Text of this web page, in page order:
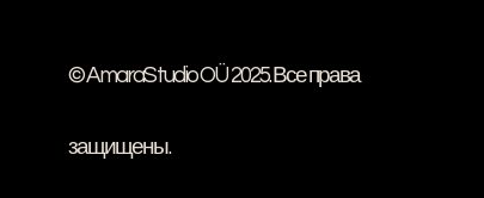
© AmaraStudio OÜ 2025. Все права
защищены.